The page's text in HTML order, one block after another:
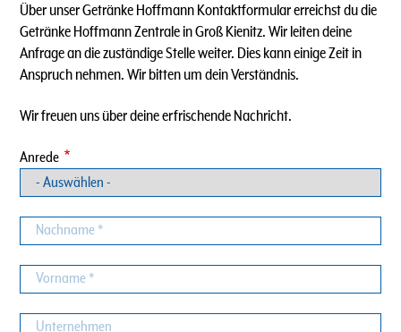
Über unser Getränke Hoffmann Kontaktformular erreichst du die
Getränke Hoffmann Zentrale in Groß Kienitz. Wir leiten deine
Anfrage an die zuständige Stelle weiter. Dies kann einige Zeit in
Anspruch nehmen. Wir bitten um dein Verständnis.
Wir freuen uns über deine erfrischende Nachricht.
Anrede
Nachname
Vorname
Unternehmen